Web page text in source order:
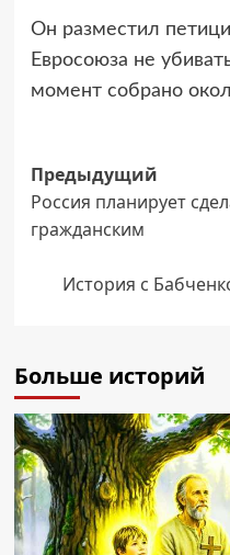
Он разместил
Евросоюза не
момент собрано
Навигация
записи
Предыдущий
Россия планирует
гражданским
История с
Больше историй